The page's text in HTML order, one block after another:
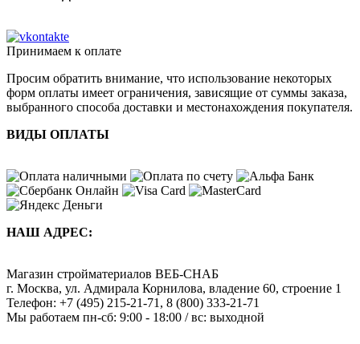
Принимаем к оплате
Просим обратить внимание, что использование некоторых
форм оплаты имеет ограничения, зависящие от суммы заказа,
выбранного способа доставки и местонахождения покупателя.
ВИДЫ ОПЛАТЫ
НАШ АДРЕС:
Магазин стройматериалов ВЕБ-СНАБ
г. Москва, ул. Адмирала Корнилова, владение 60, строение 1
Телефон: +7 (495) 215-21-71 , 8 (800) 333-21-71
Мы работаем пн-сб: 9:00 - 18:00 / вс: выходной